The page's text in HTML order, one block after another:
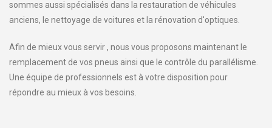
sommes aussi spécialisés dans la restauration de véhicules
anciens, le nettoyage de voitures et la rénovation d'optiques.
Afin de mieux vous servir , nous vous proposons maintenant le
remplacement de vos pneus ainsi que le contrôle du parallélisme.
Une équipe de professionnels est à votre disposition pour
répondre au mieux à vos besoins.